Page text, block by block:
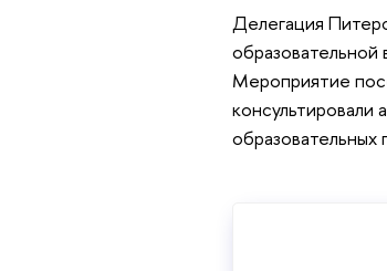
Делегация
образовательной
Мероприятие
консультировали